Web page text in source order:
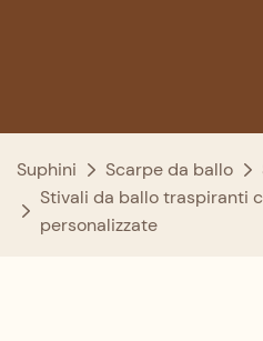
Suphini Scarpe da ballo
Stivali da ballo traspiranti
personalizzate